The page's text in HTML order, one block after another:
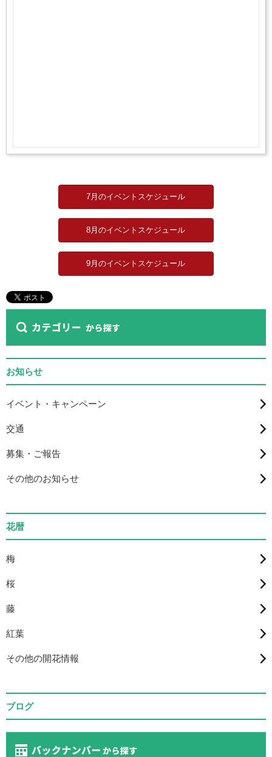
7月のイベントスケジュール
8月のイベントスケジュール
9月のイベントスケジュール
お知らせ
イベント・キャンペーン
交通
募集・ご報告
その他のお知らせ
花暦
梅
桜
藤
紅葉
その他の開花情報
ブログ